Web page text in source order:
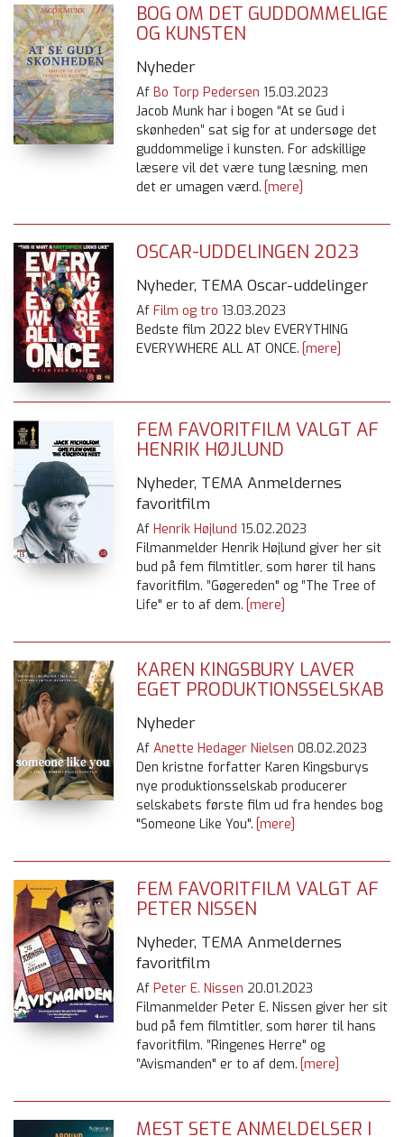
BOG OM DET GUDDOMMELIGE
OG KUNSTEN
Nyheder
Af Bo Torp Pedersen 15.03.2023
Jacob Munk har i bogen “At se Gud i
skønheden” sat sig for at undersøge det
guddommelige i kunsten. For adskillige
læsere vil det være tung læsning, men
det er umagen værd. [mere]
OSCAR-UDDELINGEN 2023
Nyheder, TEMA Oscar-uddelinger
Af Film og tro 13.03.2023
Bedste film 2022 blev EVERYTHING
EVERYWHERE ALL AT ONCE. [mere]
FEM FAVORITFILM VALGT AF
HENRIK HØJLUND
Nyheder, TEMA Anmeldernes
favoritfilm
Af Henrik Højlund 15.02.2023
Filmanmelder Henrik Højlund giver her sit
bud på fem filmtitler, som hører til hans
favoritfilm. ”Gøgereden" og ”The Tree of
Life" er to af dem. [mere]
KAREN KINGSBURY LAVER
EGET PRODUKTIONSSELSKAB
Nyheder
Af Anette Hedager Nielsen 08.02.2023
Den kristne forfatter Karen Kingsburys
nye produktionsselskab producerer
selskabets første film ud fra hendes bog
"Someone Like You". [mere]
FEM FAVORITFILM VALGT AF
PETER NISSEN
Nyheder, TEMA Anmeldernes
favoritfilm
Af Peter E. Nissen 20.01.2023
Filmanmelder Peter E. Nissen giver her sit
bud på fem filmtitler, som hører til hans
favoritfilm. ”Ringenes Herre" og
”Avismanden" er to af dem. [mere]
MEST SETE ANMELDELSER I